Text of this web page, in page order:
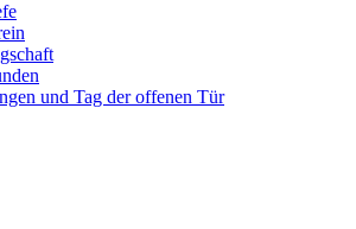
und Tag der offenen Tür